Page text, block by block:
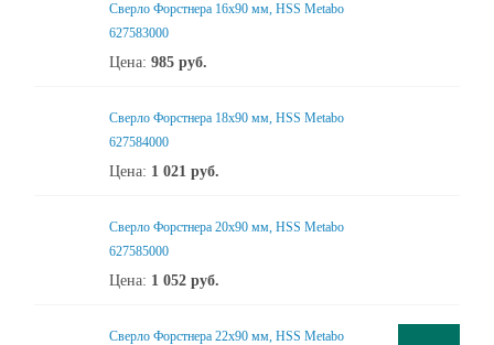
Сверло Форстнера 16х90 мм, HSS Metabo
627583000
Цена: 985 руб.
Сверло Форстнера 18х90 мм, HSS Metabo
627584000
Цена: 1 021 руб.
Сверло Форстнера 20х90 мм, HSS Metabo
627585000
Цена: 1 052 руб.
Сверло Форстнера 22х90 мм, HSS Metabo